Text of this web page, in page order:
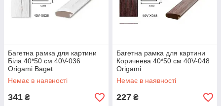
Багетна рамка для картини
Біла 40*50 см 40V-036
Origami Baget
Немає в наявності
341 ₴
Багетна рамка для картини
Коричнева 40*50 см 40V-048
Origami
Немає в наявності
227 ₴